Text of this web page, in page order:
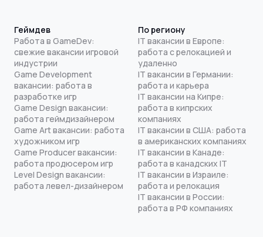
Геймдев
Работа в GameDev:
свежие вакансии игровой
индустрии
Game Development
вакансии: работа в
разработке игр
Game Design вакансии:
работа геймдизайнером
Game Art вакансии: работа
художником игр
Game Producer вакансии:
работа продюсером игр
Level Design вакансии:
работа левел-дизайнером
По региону
IT вакансии в Европе:
работа с релокацией и
удаленно
IT вакансии в Германии:
работа и карьера
IT вакансии на Кипре:
работа в кипрских
компаниях
IT вакансии в США: работа
в американских компаниях
IT вакансии в Канаде:
работа в канадских IT
IT вакансии в Израиле:
работа и релокация
IT вакансии в России:
работа в РФ компаниях